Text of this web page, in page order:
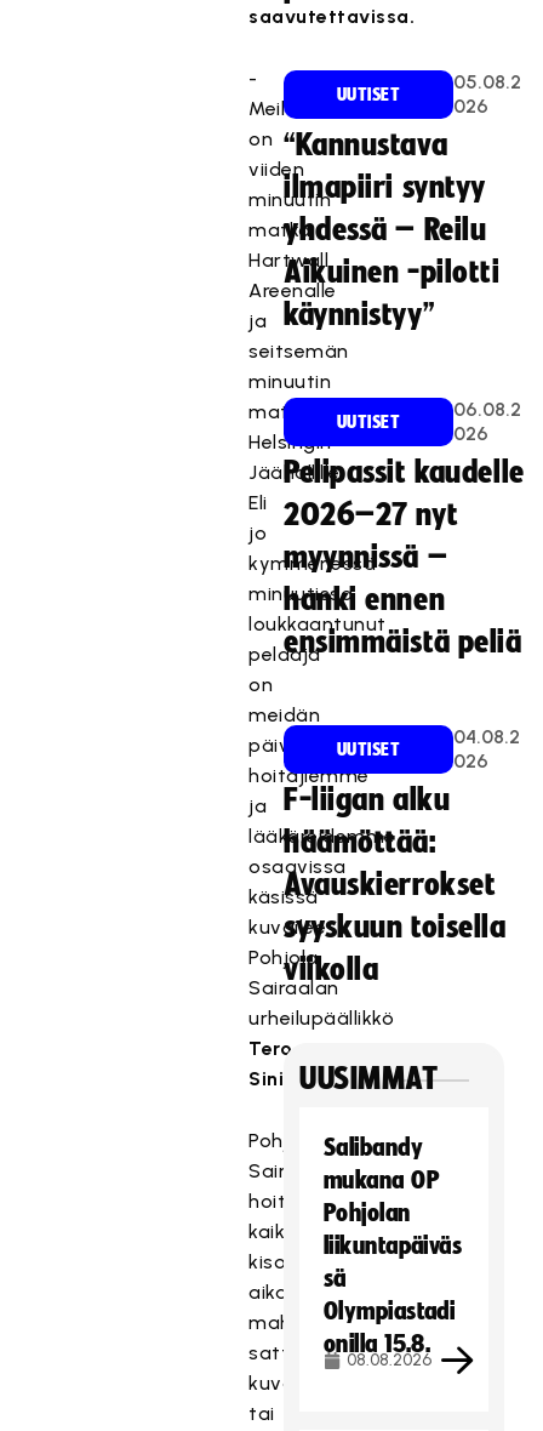
saavutettavissa.
-
Meiltä
on
viiden
minuutin
matka
Hartwall
Areenalle
ja
seitsemän
minuutin
matka
Helsingin
Jäähallille.
Eli
jo
kymmenessä
minuutissa
loukkaantunut
pelaaja
on
meidän
päivystyksessä
hoitajiemme
ja
lääkäreidemme
osaavissa
käsissä
kuvailee
Pohjola
Sairaalan
urheilupäällikkö
Tero
Sinisalo.
Pohjola
Sairaala
hoitaa
kaikki
kisojen
aikana
mahdollisesti
sattuvat
kuvantamista
tai
UUTISET
05.08.2
026
“Kannustava
ilmapiiri syntyy
yhdessä – Reilu
Aikuinen -pilotti
käynnistyy”
UUTISET
06.08.2
026
Pelipassit kaudelle
2026–27 nyt
myynnissä –
hanki ennen
ensimmäistä peliä
UUTISET
04.08.2
026
F-liigan alku
häämöttää:
Avauskierrokset
syyskuun toisella
viikolla
UUSIMMAT
Salibandy
mukana OP
Pohjolan
liikuntapäiväs
sä
Olympiastadi
onilla 15.8.
08.08.2026